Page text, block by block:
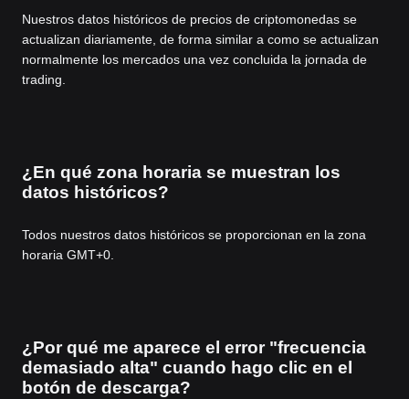
Nuestros datos históricos de precios de criptomonedas se
actualizan diariamente, de forma similar a como se actualizan
normalmente los mercados una vez concluida la jornada de
trading.
¿En qué zona horaria se muestran los
datos históricos?
Todos nuestros datos históricos se proporcionan en la zona
horaria GMT+0.
¿Por qué me aparece el error "frecuencia
demasiado alta" cuando hago clic en el
botón de descarga?